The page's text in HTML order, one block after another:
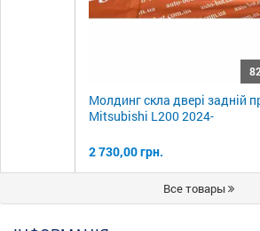
Молдинг скла двері задній
Mitsubishi L200 2024-
2 730,00 грн.
Все товары